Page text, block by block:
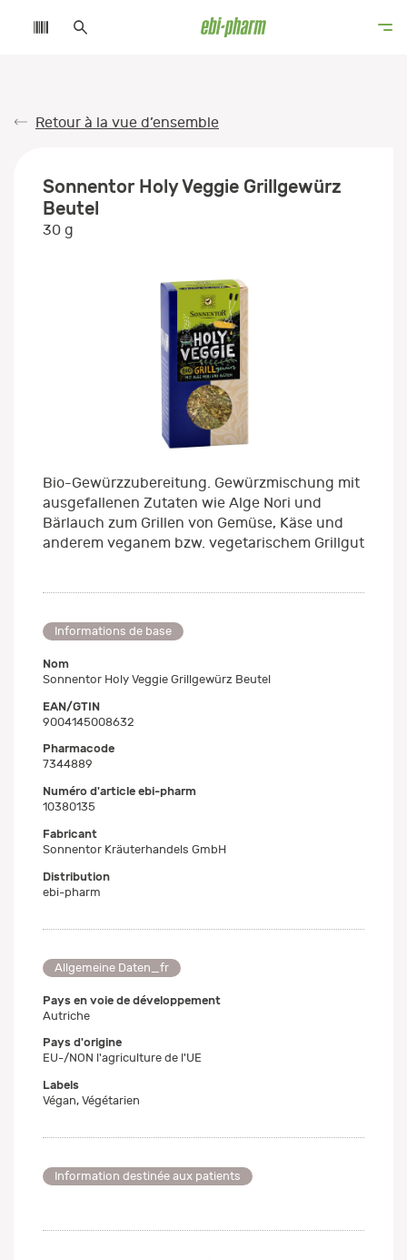
Retour à la vue d’ensemble
Sonnentor Holy Veggie Grillgewürz
Beutel
30 g
Bio-Gewürzzubereitung. Gewürzmischung mit
ausgefallenen Zutaten wie Alge Nori und
Bärlauch zum Grillen von Gemüse, Käse und
anderem veganem bzw. vegetarischem Grillgut
Informations de base
Nom
Sonnentor Holy Veggie Grillgewürz Beutel
EAN/GTIN
9004145008632
Pharmacode
7344889
Numéro d'article ebi-pharm
10380135
Fabricant
Sonnentor Kräuterhandels GmbH
Distribution
ebi-pharm
Allgemeine Daten_fr
Pays en voie de développement
Autriche
Pays d'origine
EU-/NON l'agriculture de l'UE
Labels
Végan, Végétarien
Information destinée aux patients